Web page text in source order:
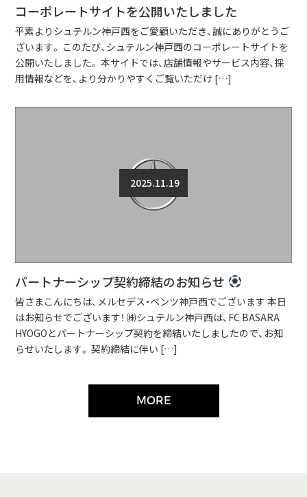
コーポレートサイトを公開いたしました
平素よりシュテルン神戸西をご愛顧いただき、誠にありがとうご
ざいます。 このたび、シュテルン神戸西のコーポレートサイトを
公開いたしました。 本サイトでは、店舗情報やサービス内容、採
用情報などを、より分かりやすくご覧いただけ […]
2025.11.19
パートナーシップ契約締結のお知らせ
皆さまこんにちは、メルセデス・ベンツ神戸西でございます 本日
はお知らせでございます！ ㈱シュテルン神戸西は、FC BASARA
HYOGOとパートナーシップ契約を締結いたしましたので、お知
らせいたします。 契約締結に伴い […]
MORE